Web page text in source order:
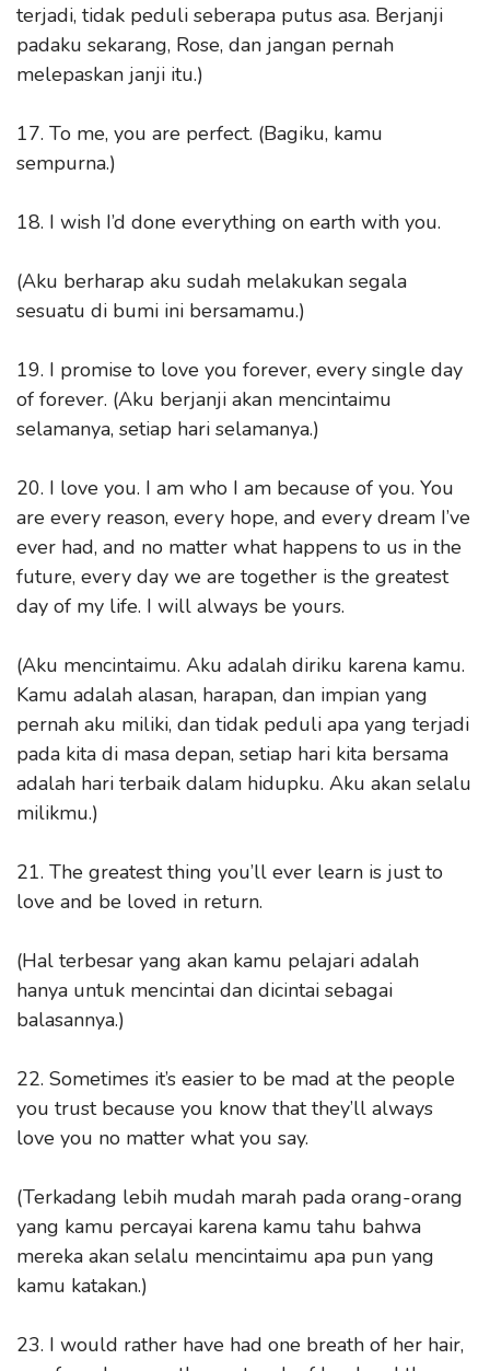
terjadi, tidak peduli seberapa putus asa. Berjanji
padaku sekarang, Rose, dan jangan pernah
melepaskan janji itu.)
17. To me, you are perfect. (Bagiku, kamu
sempurna.)
18. I wish I’d done everything on earth with you.
(Aku berharap aku sudah melakukan segala
sesuatu di bumi ini bersamamu.)
19. I promise to love you forever, every single day
of forever. (Aku berjanji akan mencintaimu
selamanya, setiap hari selamanya.)
20. I love you. I am who I am because of you. You
are every reason, every hope, and every dream I’ve
ever had, and no matter what happens to us in the
future, every day we are together is the greatest
day of my life. I will always be yours.
(Aku mencintaimu. Aku adalah diriku karena kamu.
Kamu adalah alasan, harapan, dan impian yang
pernah aku miliki, dan tidak peduli apa yang terjadi
pada kita di masa depan, setiap hari kita bersama
adalah hari terbaik dalam hidupku. Aku akan selalu
milikmu.)
21. The greatest thing you’ll ever learn is just to
love and be loved in return.
(Hal terbesar yang akan kamu pelajari adalah
hanya untuk mencintai dan dicintai sebagai
balasannya.)
22. Sometimes it’s easier to be mad at the people
you trust because you know that they’ll always
love you no matter what you say.
(Terkadang lebih mudah marah pada orang-orang
yang kamu percayai karena kamu tahu bahwa
mereka akan selalu mencintaimu apa pun yang
kamu katakan.)
23. I would rather have had one breath of her hair,